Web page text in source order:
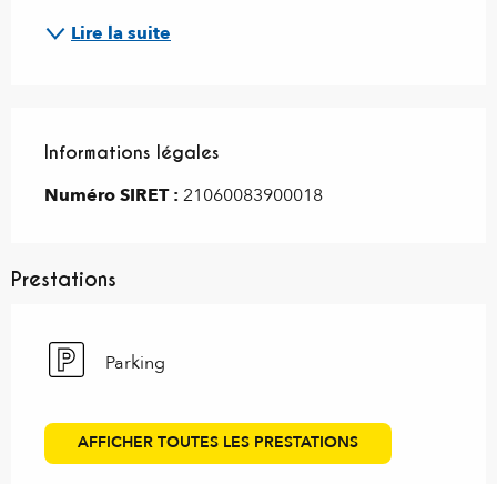
Lire la suite
Informations légales
Informations légales
Numéro SIRET : 21060083900018
Prestations
Parking
AFFICHER TOUTES LES PRESTATIONS